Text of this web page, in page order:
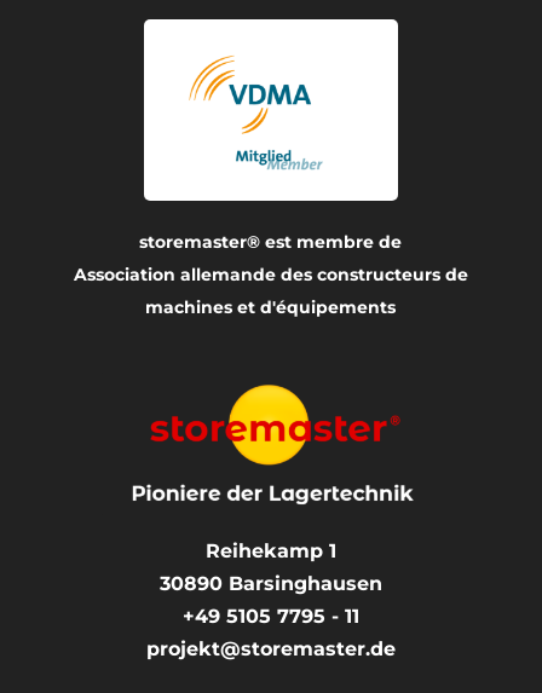
storemaster® est membre de
Association allemande des constructeurs de
machines et d'équipements
Reihekamp 1
30890 Barsinghausen
+49 5105 7795 - 11
projekt@storemaster.de